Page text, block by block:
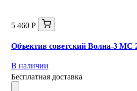
5 460 Р
Объектив советский Волна-3 МС
В наличии
Бесплатная доставка